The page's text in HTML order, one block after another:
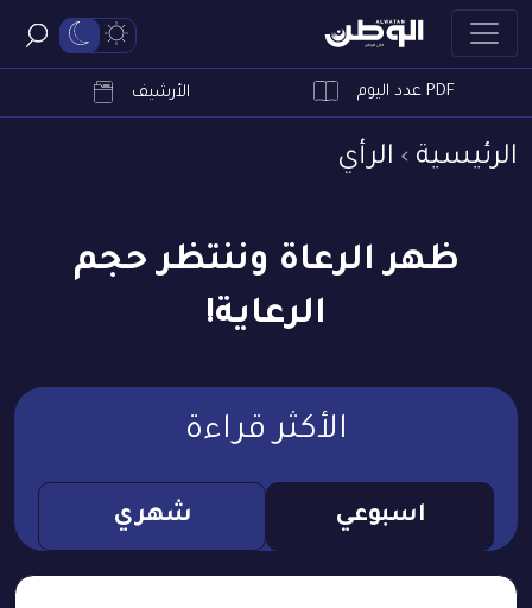
PDF عدد اليوم الأرشيف
الرئيسية الرأي
ظهر الرعاة وننتظر حجم
الرعاية!
الأكثر قراءة
اسبوعي شهري